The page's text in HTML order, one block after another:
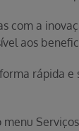
com a
aos
rápida